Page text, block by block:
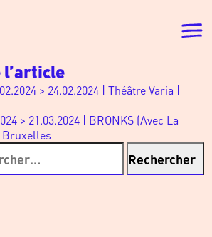
> 24.02.2024 | Théâtre Varia |
> 21.03.2024 | BRONKS (Avec La
Bruxelles